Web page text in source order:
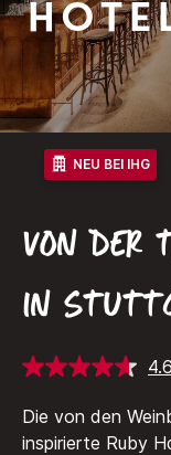
NEU BEI IHG
VON DER
IN
4.6
Die von den
inspirierte Ruby